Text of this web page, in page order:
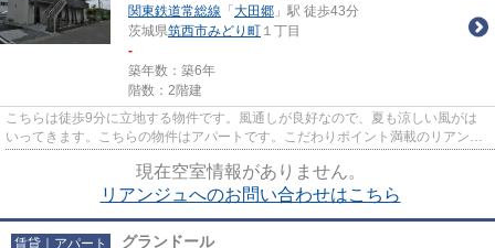
関東鉄道常総線 「 大田郷 」駅 徒歩43分
茨城県筑西市みどり町 １丁目
-
築年数：築6年
階数：2階建
こちらは徒歩9分に立地する物件です。風通しが良好なので、夏も涼しい風がは
いってきます。こちらの物件はアパートです。こだわりポイント満載のリアンジ
現在空室情報がありません。
リアンジュへのお問い合わせはこちら
賃貸｜アパート グランドール